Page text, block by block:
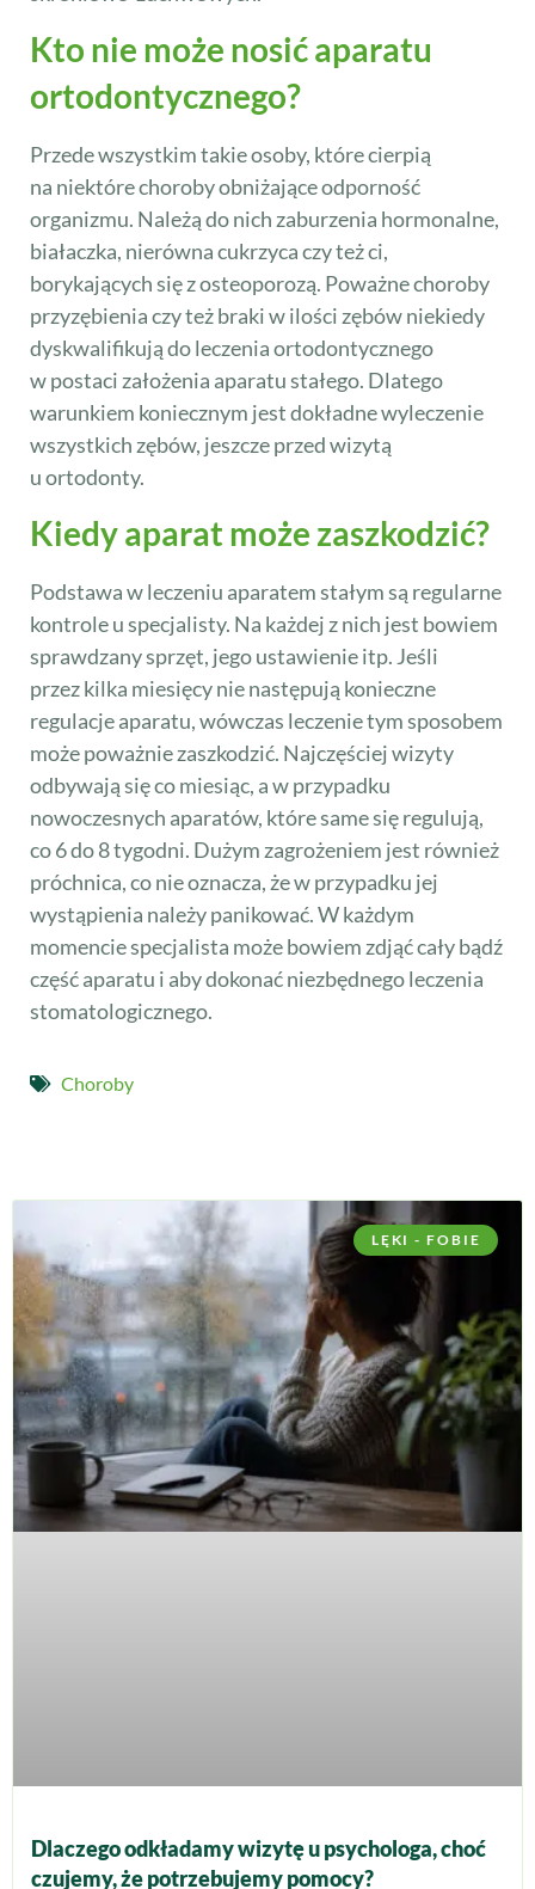
Kto nie może nosić aparatu
ortodontycznego?
Przede wszystkim takie osoby, które cierpią
na niektóre choroby obniżające odporność
organizmu. Należą do nich zaburzenia hormonalne,
białaczka, nierówna cukrzyca czy też ci,
borykających się z osteoporozą. Poważne choroby
przyzębienia czy też braki w ilości zębów niekiedy
dyskwalifikują do leczenia ortodontycznego
w postaci założenia aparatu stałego. Dlatego
warunkiem koniecznym jest dokładne wyleczenie
wszystkich zębów, jeszcze przed wizytą
u ortodonty.
Kiedy aparat może zaszkodzić?
Podstawa w leczeniu aparatem stałym są regularne
kontrole u specjalisty. Na każdej z nich jest bowiem
sprawdzany sprzęt, jego ustawienie itp. Jeśli
przez kilka miesięcy nie następują konieczne
regulacje aparatu, wówczas leczenie tym sposobem
może poważnie zaszkodzić. Najczęściej wizyty
odbywają się co miesiąc, a w przypadku
nowoczesnych aparatów, które same się regulują,
co 6 do 8 tygodni. Dużym zagrożeniem jest również
próchnica, co nie oznacza, że w przypadku jej
wystąpienia należy panikować. W każdym
momencie specjalista może bowiem zdjąć cały bądź
część aparatu i aby dokonać niezbędnego leczenia
stomatologicznego.
Choroby
LĘKI - FOBIE
Dlaczego odkładamy wizytę u psychologa, choć
czujemy, że potrzebujemy pomocy?